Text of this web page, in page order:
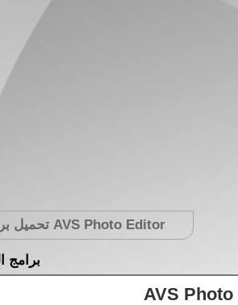
AVS Photo Editor تحميل
برامج
AVS Photo